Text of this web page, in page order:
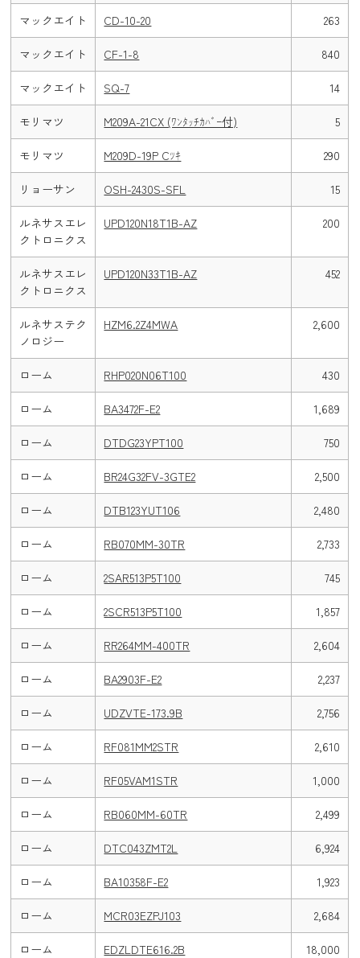
マックエイト CD-10-20 263
マックエイト CF-1-8 840
マックエイト SQ-7 14
モリマツ M209A-21CX (ﾜﾝﾀｯﾁｶﾊﾞｰ付) 5
モリマツ M209D-19P Cﾂｷ 290
リョーサン OSH-2430S-SFL 15
ルネサスエレ
クトロニクス
UPD120N18T1B-AZ 200
ルネサスエレ
クトロニクス
UPD120N33T1B-AZ 452
ルネサステク
ノロジー
HZM6.2Z4MWA 2,600
ローム RHP020N06T100 430
ローム BA3472F-E2 1,689
ローム DTDG23YPT100 750
ローム BR24G32FV-3GTE2 2,500
ローム DTB123YUT106 2,480
ローム RB070MM-30TR 2,733
ローム 2SAR513P5T100 745
ローム 2SCR513P5T100 1,857
ローム RR264MM-400TR 2,604
ローム BA2903F-E2 2,237
ローム UDZVTE-173.9B 2,756
ローム RF081MM2STR 2,610
ローム RF05VAM1STR 1,000
ローム RB060MM-60TR 2,499
ローム DTC043ZMT2L 6,924
ローム BA10358F-E2 1,923
ローム MCR03EZPJ103 2,684
ローム EDZLDTE616.2B 18,000